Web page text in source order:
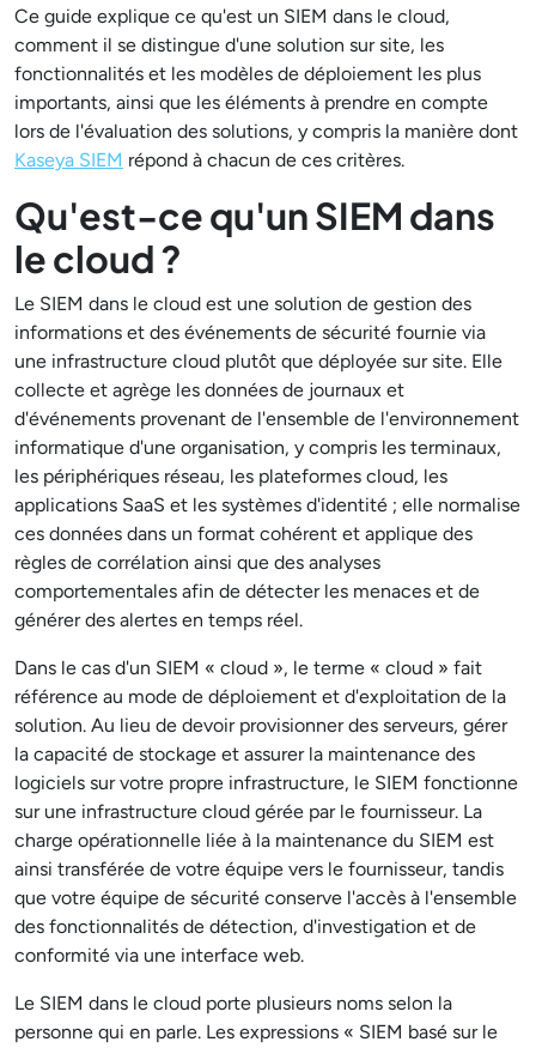
Ce guide explique ce qu'est un SIEM dans le cloud,
comment il se distingue d'une solution sur site, les
fonctionnalités et les modèles de déploiement les plus
importants, ainsi que les éléments à prendre en compte
lors de l'évaluation des solutions, y compris la manière dont
Kaseya SIEM répond à chacun de ces critères.
Qu'est-ce qu'un SIEM dans
le cloud ?
Le SIEM dans le cloud est une solution de gestion des
informations et des événements de sécurité fournie via
une infrastructure cloud plutôt que déployée sur site. Elle
collecte et agrège les données de journaux et
d'événements provenant de l'ensemble de l'environnement
informatique d'une organisation, y compris les terminaux,
les périphériques réseau, les plateformes cloud, les
applications SaaS et les systèmes d'identité ; elle normalise
ces données dans un format cohérent et applique des
règles de corrélation ainsi que des analyses
comportementales afin de détecter les menaces et de
générer des alertes en temps réel.
Dans le cas d'un SIEM « cloud », le terme « cloud » fait
référence au mode de déploiement et d'exploitation de la
solution. Au lieu de devoir provisionner des serveurs, gérer
la capacité de stockage et assurer la maintenance des
logiciels sur votre propre infrastructure, le SIEM fonctionne
sur une infrastructure cloud gérée par le fournisseur. La
charge opérationnelle liée à la maintenance du SIEM est
ainsi transférée de votre équipe vers le fournisseur, tandis
que votre équipe de sécurité conserve l'accès à l'ensemble
des fonctionnalités de détection, d'investigation et de
conformité via une interface web.
Le SIEM dans le cloud porte plusieurs noms selon la
personne qui en parle. Les expressions « SIEM basé sur le